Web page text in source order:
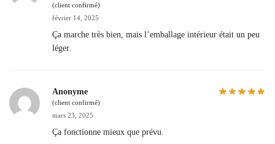
(client confirmé)
février 14, 2025
Ça marche très bien, mais l’emballage intérieur était un peu
léger.
Anonyme
(client confirmé)
mars 23, 2025
Ça fonctionne mieux que prévu.